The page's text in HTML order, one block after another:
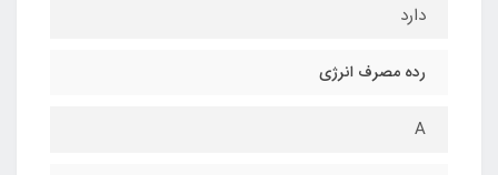
دارد
رده مصرف انرژی
A